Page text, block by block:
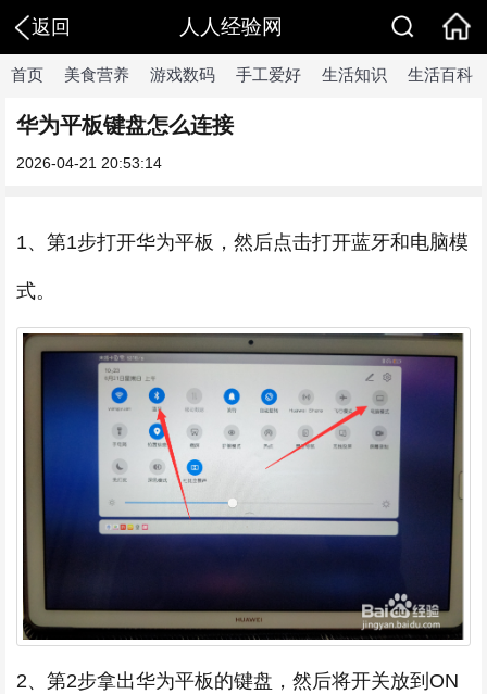
返回 人人经验网
首页 美食营养 游戏数码 手工爱好 生活知识 生活百科
华为平板键盘怎么连接
2026-04-21 20:53:14
1、第1步打开华为平板，然后点击打开蓝牙和电脑模
式。
2、第2步拿出华为平板的键盘，然后将开关放到ON